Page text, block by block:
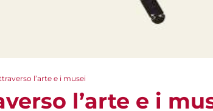
l’arte e i musei
l’arte e i